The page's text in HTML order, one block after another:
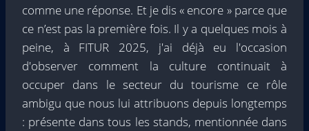
comme une réponse. Et je dis « encore » parce que
ce n’est pas la première fois. Il y a quelques mois à
peine, à FITUR 2025, j'ai déjà eu l'occasion
d'observer comment la culture continuait à
occuper dans le secteur du tourisme ce rôle
ambigu que nous lui attribuons depuis longtemps
: présente dans tous les stands, mentionnée dans